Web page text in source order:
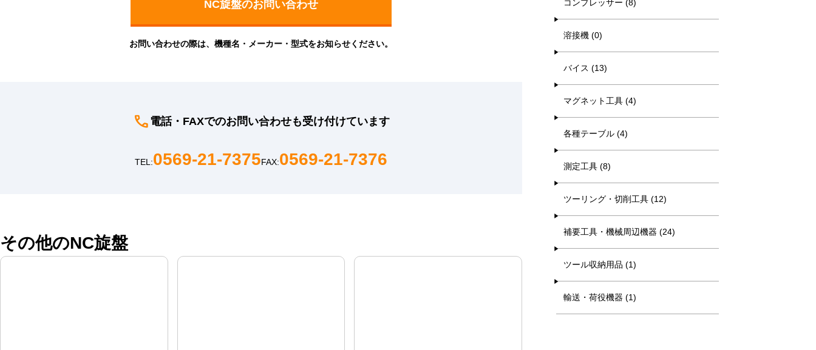
お問い合わせの際は、機種名・メーカー・型式をお知らせください。
電話・FAXでのお問い合わせも受け付けています
TEL:0569-21-7375FAX:0569-21-7376
その他のNC旋盤
コンプレッサー (8)
溶接機 (0)
バイス (13)
マグネット工具 (4)
各種テーブル (4)
測定工具 (8)
ツーリング・切削工具 (12)
補要工具・機械周辺機器 (24)
ツール収納用品 (1)
輸送・荷役機器 (1)